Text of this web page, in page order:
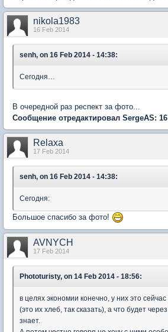
nikola1983
16 Feb 2014
senh, on 16 Feb 2014 - 14:38:
Сегодня…
В очередной раз респект за фото...
Сообщение отредактировал SergeAS:
Relaxa
17 Feb 2014
senh, on 16 Feb 2014 - 14:38:
Сегодня:
Большое спасибо за фото!
AVNYCH
17 Feb 2014
Phototuristy, on 14 Feb 2014 - 18:56:
в целях экономии конечно, у них это
(это их хлеб, так сказать), а что будет
знает.